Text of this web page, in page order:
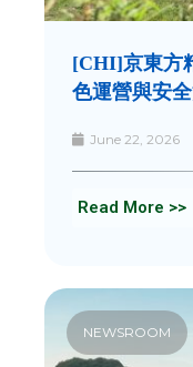
[CHI]京東方
色運營與安
June 22, 2026
Read More >>
NEWSROOM